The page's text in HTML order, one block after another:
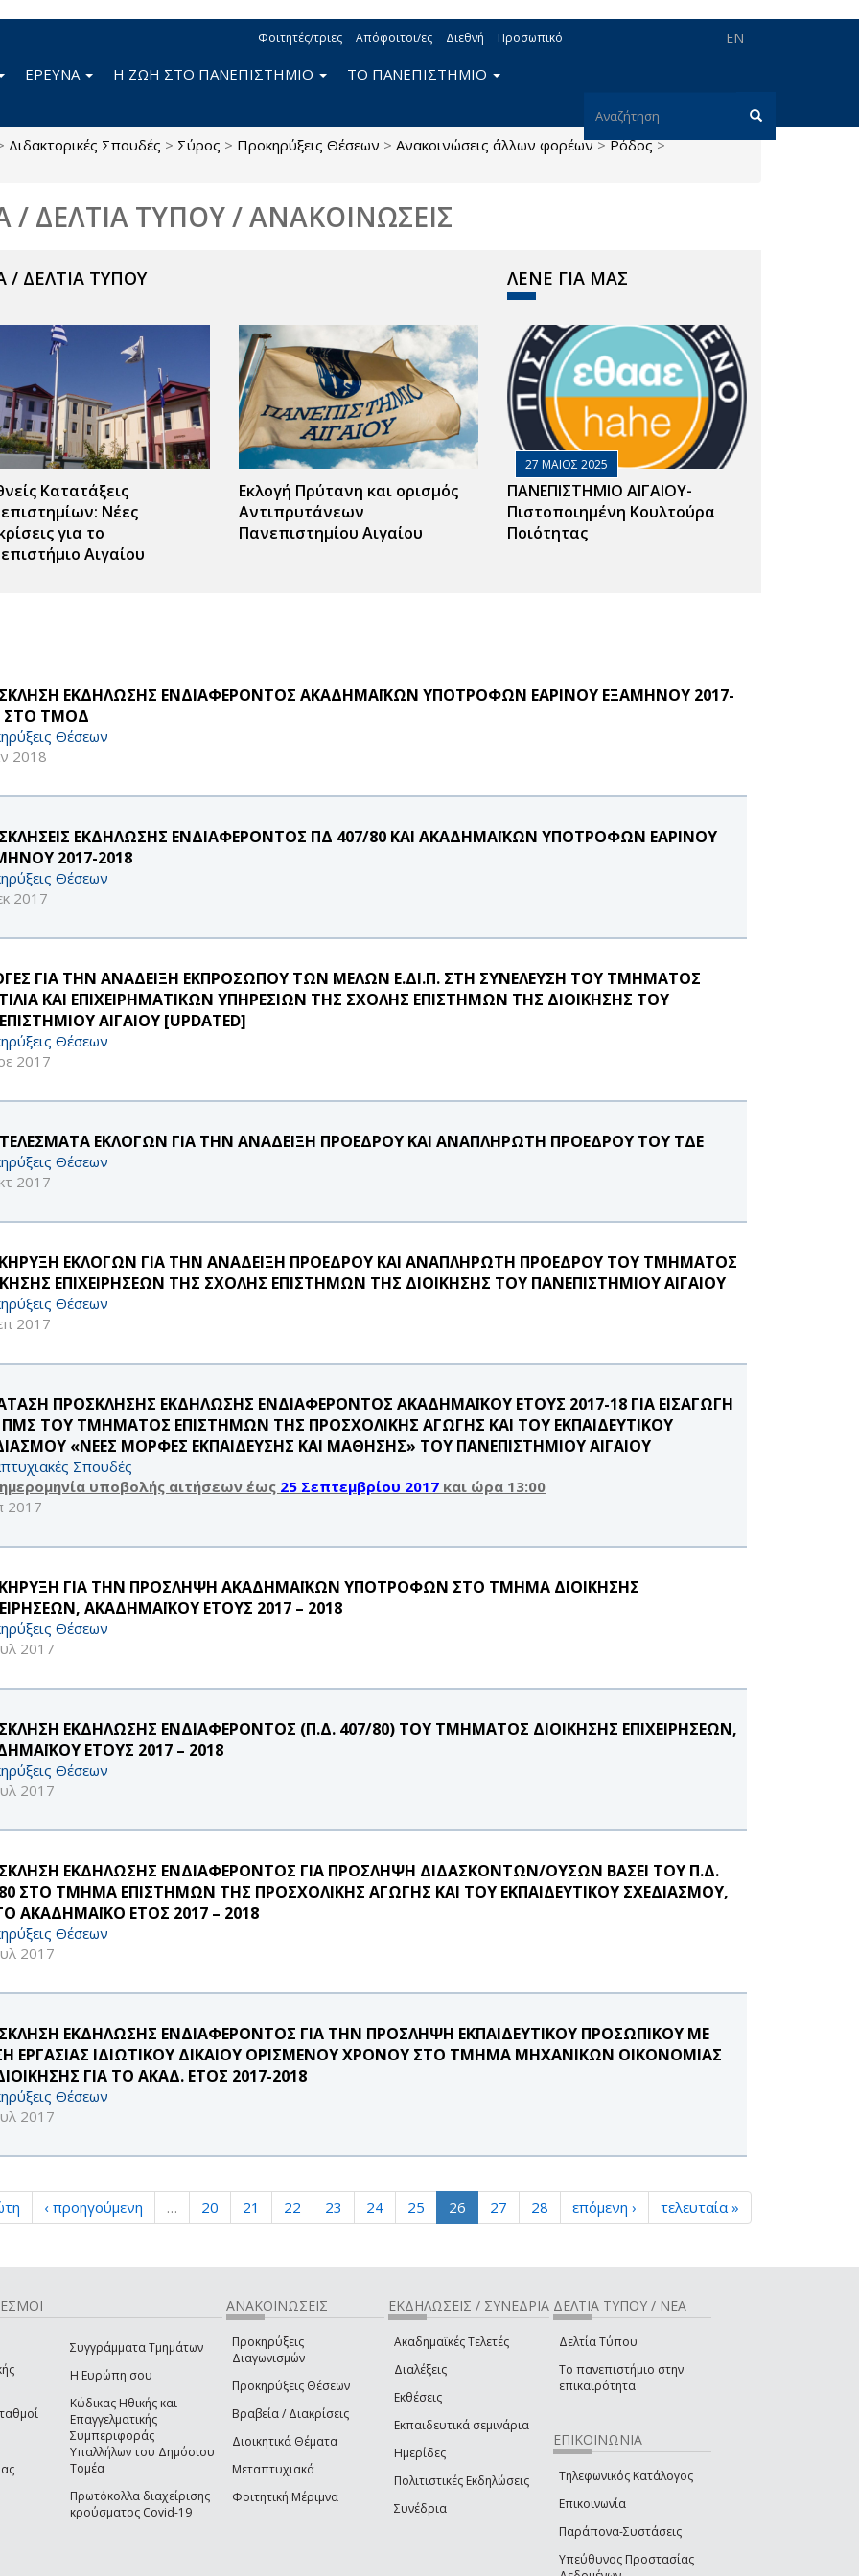
EN
Φοιτητές/τριες Απόφοιτοι/ες Διεθνή Προσωπικό
Φόρμα
αναζήτησης
Αναζήτηση
ΕΡΕΥΝΑ Η ΖΩΗ ΣΤΟ ΠΑΝΕΠΙΣΤΗΜΙΟ ΤΟ ΠΑΝΕΠΙΣΤΗΜΙΟ
Διδακτορικές Σπουδές > Σύρος > Προκηρύξεις Θέσεων > Ανακοινώσεις άλλων φορέων > Ρόδος >
/ ΔΕΛΤΙΑ ΤΥΠΟΥ / ΑΝΑΚΟΙΝΩΣΕΙΣ
/ ΔΕΛΤΙΑ ΤΥΠΟΥ
Κατατάξεις
Νέες
για το
Αιγαίου
Εκλογή Πρύτανη και ορισμός
Αντιπρυτάνεων
Πανεπιστημίου Αιγαίου
ΛΕΝΕ ΓΙΑ ΜΑΣ
27 ΜΑΙΟΣ 2025
ΠΑΝΕΠΙΣΤΗΜΙΟ ΑΙΓΑΙΟΥ-
Πιστοποιημένη Κουλτούρα
Ποιότητας
ΕΚΔΗΛΩΣΗΣ ΕΝΔΙΑΦΕΡΟΝΤΟΣ ΑΚΑΔΗΜΑΪΚΩΝ ΥΠΟΤΡΟΦΩΝ ΕΑΡΙΝΟΥ ΕΞΑΜΗΝΟΥ 2017-
ΣΤΟ ΤΜΟΔ
Θέσεων
2018
ΕΚΔΗΛΩΣΗΣ ΕΝΔΙΑΦΕΡΟΝΤΟΣ ΠΔ 407/80 ΚΑΙ ΑΚΑΔΗΜΑΪΚΩΝ ΥΠΟΤΡΟΦΩΝ ΕΑΡΙΝΟΥ
2017-2018
Θέσεων
2017
ΓΙΑ ΤΗΝ ΑΝΑΔΕΙΞΗ ΕΚΠΡΟΣΩΠΟΥ ΤΩΝ ΜΕΛΩΝ Ε.ΔΙ.Π. ΣΤΗ ΣΥΝΕΛΕΥΣΗ ΤΟΥ ΤΜΗΜΑΤΟΣ
ΚΑΙ ΕΠΙΧΕΙΡΗΜΑΤΙΚΩΝ ΥΠΗΡΕΣΙΩΝ ΤΗΣ ΣΧΟΛΗΣ ΕΠΙΣΤΗΜΩΝ ΤΗΣ ΔΙΟΙΚΗΣΗΣ ΤΟΥ
ΑΙΓΑΙΟΥ [UPDATED]
Θέσεων
2017
ΕΚΛΟΓΩΝ ΓΙΑ ΤΗΝ ΑΝΑΔΕΙΞΗ ΠΡΟΕΔΡΟΥ ΚΑΙ ΑΝΑΠΛΗΡΩΤΗ ΠΡΟΕΔΡΟΥ ΤΟΥ ΤΔΕ
Θέσεων
2017
ΕΚΛΟΓΩΝ ΓΙΑ ΤΗΝ ΑΝΑΔΕΙΞΗ ΠΡΟΕΔΡΟΥ ΚΑΙ ΑΝΑΠΛΗΡΩΤΗ ΠΡΟΕΔΡΟΥ ΤΟΥ ΤΜΗΜΑΤΟΣ
ΕΠΙΧΕΙΡΗΣΕΩΝ ΤΗΣ ΣΧΟΛΗΣ ΕΠΙΣΤΗΜΩΝ ΤΗΣ ΔΙΟΙΚΗΣΗΣ ΤΟΥ ΠΑΝΕΠΙΣΤΗΜΙΟΥ ΑΙΓΑΙΟΥ
Θέσεων
2017
ΠΡΟΣΚΛΗΣΗΣ ΕΚΔΗΛΩΣΗΣ ΕΝΔΙΑΦΕΡΟΝΤΟΣ ΑΚΑΔΗΜΑΪΚΟΥ ΕΤΟΥΣ 2017-18 ΓΙΑ ΕΙΣΑΓΩΓΗ
ΤΟΥ ΤΜΗΜΑΤΟΣ ΕΠΙΣΤΗΜΩΝ ΤΗΣ ΠΡΟΣΧΟΛΙΚΗΣ ΑΓΩΓΗΣ ΚΑΙ ΤΟΥ ΕΚΠΑΙΔΕΥΤΙΚΟΥ
«ΝΕΕΣ ΜΟΡΦΕΣ ΕΚΠΑΙΔΕΥΣΗΣ ΚΑΙ ΜΑΘΗΣΗΣ» ΤΟΥ ΠΑΝΕΠΙΣΤΗΜΙΟΥ ΑΙΓΑΙΟΥ
Σπουδές
υποβολής αιτήσεων έως 25 Σεπτεμβρίου 2017 και ώρα 13:00
2017
ΓΙΑ ΤΗΝ ΠΡΟΣΛΗΨΗ ΑΚΑΔΗΜΑΪΚΩΝ ΥΠΟΤΡΟΦΩΝ ΣΤΟ ΤΜΗΜΑ ΔΙΟΙΚΗΣΗΣ
ΑΚΑΔΗΜΑΪΚΟΥ ΕΤΟΥΣ 2017 – 2018
Θέσεων
2017
ΕΚΔΗΛΩΣΗΣ ΕΝΔΙΑΦΕΡΟΝΤΟΣ (Π.Δ. 407/80) ΤΟΥ ΤΜΗΜΑΤΟΣ ΔΙΟΙΚΗΣΗΣ ΕΠΙΧΕΙΡΗΣΕΩΝ,
ΕΤΟΥΣ 2017 – 2018
Θέσεων
2017
ΕΚΔΗΛΩΣΗΣ ΕΝΔΙΑΦΕΡΟΝΤΟΣ ΓΙΑ ΠΡΟΣΛΗΨΗ ΔΙΔΑΣΚΟΝΤΩΝ/ΟΥΣΩΝ ΒΑΣΕΙ ΤΟΥ Π.Δ.
ΣΤΟ ΤΜΗΜΑ ΕΠΙΣΤΗΜΩΝ ΤΗΣ ΠΡΟΣΧΟΛΙΚΗΣ ΑΓΩΓΗΣ ΚΑΙ ΤΟΥ ΕΚΠΑΙΔΕΥΤΙΚΟΥ ΣΧΕΔΙΑΣΜΟΥ,
ΑΚΑΔΗΜΑΪΚΟ ΕΤΟΣ 2017 – 2018
Θέσεων
2017
ΕΚΔΗΛΩΣΗΣ ΕΝΔΙΑΦΕΡΟΝΤΟΣ ΓΙΑ ΤΗΝ ΠΡΟΣΛΗΨΗ ΕΚΠΑΙΔΕΥΤΙΚΟΥ ΠΡΟΣΩΠΙΚΟΥ ΜΕ
ΕΡΓΑΣΙΑΣ ΙΔΙΩΤΙΚΟΥ ΔΙΚΑΙΟΥ ΟΡΙΣΜΕΝΟΥ ΧΡΟΝΟΥ ΣΤΟ ΤΜΗΜΑ ΜΗΧΑΝΙΚΩΝ ΟΙΚΟΝΟΜΙΑΣ
ΓΙΑ ΤΟ ΑΚΑΔ. ΕΤΟΣ 2017-2018
Θέσεων
2017
‹ προηγούμενη … 20 21 22 23 24 25 26 27 28 επόμενη › τελευταία »
Συγγράμματα Τμημάτων
Η Ευρώπη σου
Κώδικας Ηθικής και
Επαγγελματικής
Συμπεριφοράς
Υπαλλήλων του Δημόσιου
Τομέα
Πρωτόκολλα διαχείρισης
κρούσματος Covid-19
ΑΝΑΚΟΙΝΩΣΕΙΣ
Προκηρύξεις
Διαγωνισμών
Προκηρύξεις Θέσεων
Βραβεία / Διακρίσεις
Διοικητικά Θέματα
Μεταπτυχιακά
Φοιτητική Μέριμνα
ΕΚΔΗΛΩΣΕΙΣ / ΣΥΝΕΔΡΙΑ
Ακαδημαϊκές Τελετές
Διαλέξεις
Εκθέσεις
Εκπαιδευτικά σεμινάρια
Ημερίδες
Πολιτιστικές Εκδηλώσεις
Συνέδρια
ΔΕΛΤΙΑ ΤΥΠΟΥ / ΝΕΑ
Δελτία Τύπου
Το πανεπιστήμιο στην
επικαιρότητα
ΕΠΙΚΟΙΝΩΝΙΑ
Τηλεφωνικός Κατάλογος
Επικοινωνία
Παράπονα-Συστάσεις
Υπεύθυνος Προστασίας